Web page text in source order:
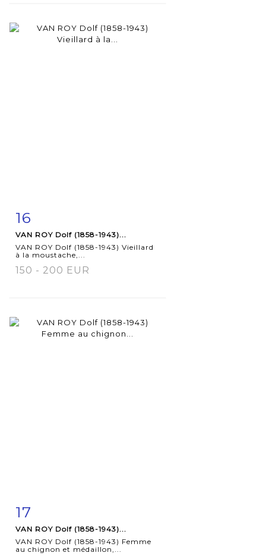
Item detail
16
VAN ROY Dolf (1858-1943)...
VAN ROY Dolf (1858-1943) Vieillard
à la moustache,...
150 - 200 EUR
Item detail
17
VAN ROY Dolf (1858-1943)...
VAN ROY Dolf (1858-1943) Femme
au chignon et médaillon,...